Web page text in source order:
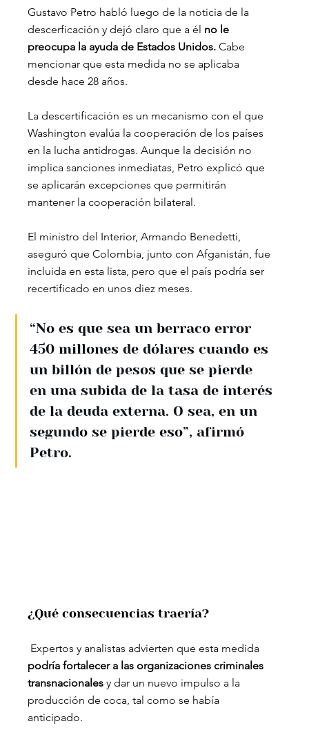
Gustavo Petro habló luego de la noticia de la
descerficación y dejó claro que a él no le
preocupa la ayuda de Estados Unidos. Cabe
mencionar que esta medida no se aplicaba
desde hace 28 años.
La descertificación es un mecanismo con el que
Washington evalúa la cooperación de los países
en la lucha antidrogas. Aunque la decisión no
implica sanciones inmediatas, Petro explicó que
se aplicarán excepciones que permitirán
mantener la cooperación bilateral.
El ministro del Interior, Armando Benedetti,
aseguró que Colombia, junto con Afganistán, fue
incluida en esta lista, pero que el país podría ser
recertificado en unos diez meses.
“No es que sea un berraco error
450 millones de dólares cuando es
un billón de pesos que se pierde
en una subida de la tasa de interés
de la deuda externa. O sea, en un
segundo se pierde eso”, afirmó
Petro.
¿Qué consecuencias traería?
Expertos y analistas advierten que esta medida
podría fortalecer a las organizaciones criminales
transnacionales y dar un nuevo impulso a la
producción de coca, tal como se había
anticipado.